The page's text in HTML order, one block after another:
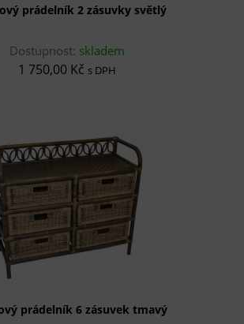
prádelník 2 zásuvky světlý
Dostupnost: skladem
1 750,00 Kč s DPH
prádelník 6 zásuvek tmavý